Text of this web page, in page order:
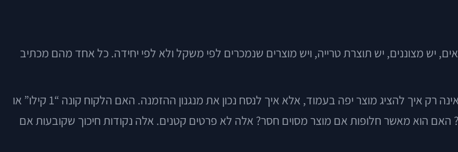
יש מצוננים, יש תוצרת טרייה, ויש מוצרים שנמכרים לפי משקל ולא לפי יחידה. כל אחד מהם מכתיב
אם אתם מוכרים למשל גבינות בוטיק, בשר, פירות וירקות או מאפים טריים, השאלה אינה רק איך להציג מוצר יפה בעמוד, אלא איך לנסח נכון את מנגנון ההזמנה. האם הלקוח קונה “1 קילו” או
האם הוא מאשר חלופות אם מוצר מסוים חסר? אלה לא פרטים קטנים. אלה נקודות חיכוך שקובעות אם